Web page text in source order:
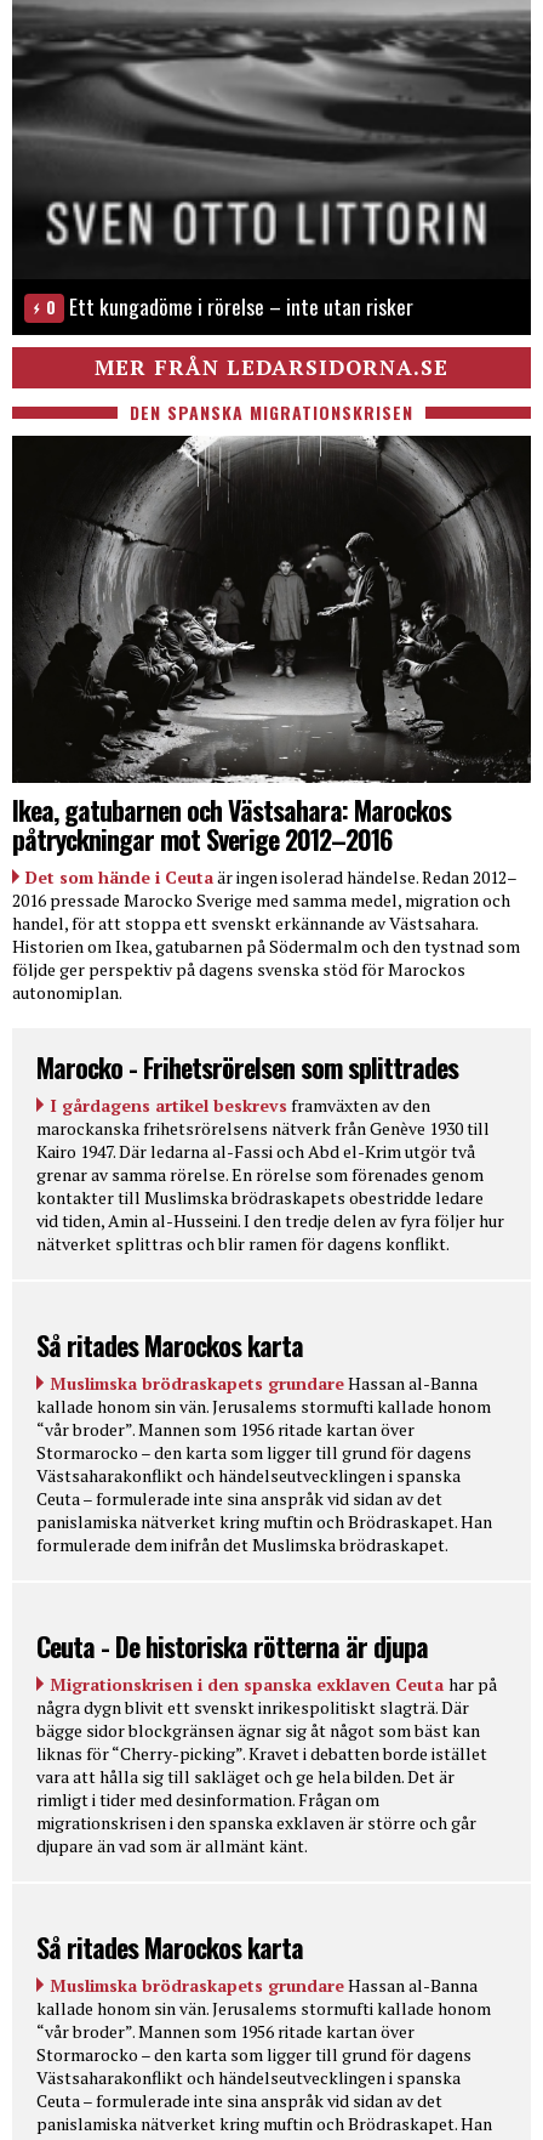
0 Ett kungadöme i rörelse – inte utan risker
MER FRÅN LEDARSIDORNA.SE
DEN SPANSKA MIGRATIONSKRISEN
Ikea, gatubarnen och Västsahara: Marockos
påtryckningar mot Sverige 2012–2016
Det som hände i Ceutaär ingen isolerad händelse. Redan 2012–
2016 pressade Marocko Sverige med samma medel, migration och
handel, för att stoppa ett svenskt erkännande av Västsahara.
Historien om Ikea, gatubarnen på Södermalm och den tystnad som
följde ger perspektiv på dagens svenska stöd för Marockos
autonomiplan.
Marocko - Frihetsrörelsen som splittrades
I gårdagens artikel beskrevs framväxten av den
marockanska frihetsrörelsens nätverk från Genève 1930 till
Kairo 1947. Där ledarna al-Fassi och Abd el-Krim utgör två
grenar av samma rörelse. En rörelse som förenades genom
kontakter till Muslimska brödraskapets obestridde ledare
vid tiden, Amin al-Husseini. I den tredje delen av fyra följer hur
nätverket splittras och blir ramen för dagens konflikt.
Så ritades Marockos karta
Muslimska brödraskapets grundareHassan al-Banna
kallade honom sin vän. Jerusalems stormufti kallade honom
“vår broder”. Mannen som 1956 ritade kartan över
Stormarocko – den karta som ligger till grund för dagens
Västsaharakonflikt och händelseutvecklingen i spanska
Ceuta – formulerade inte sina anspråk vid sidan av det
panislamiska nätverket kring muftin och Brödraskapet. Han
formulerade dem inifrån det Muslimska brödraskapet.
Ceuta - De historiska rötterna är djupa
Migrationskrisen i den spanska exklaven Ceuta har på
några dygn blivit ett svenskt inrikespolitiskt slagträ. Där
bägge sidor blockgränsen ägnar sig åt något som bäst kan
liknas för “Cherry-picking”. Kravet i debatten borde istället
vara att hålla sig till sakläget och ge hela bilden. Det är
rimligt i tider med desinformation. Frågan om
migrationskrisen i den spanska exklaven är större och går
djupare än vad som är allmänt känt.
Så ritades Marockos karta
Muslimska brödraskapets grundareHassan al-Banna
kallade honom sin vän. Jerusalems stormufti kallade honom
“vår broder”. Mannen som 1956 ritade kartan över
Stormarocko – den karta som ligger till grund för dagens
Västsaharakonflikt och händelseutvecklingen i spanska
Ceuta – formulerade inte sina anspråk vid sidan av det
panislamiska nätverket kring muftin och Brödraskapet. Han